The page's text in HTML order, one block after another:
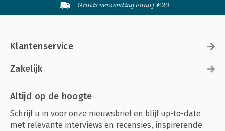
Gratis verzending vanaf €20
Klantenservice
Zakelijk
Altijd op de hoogte
Schrijf u in voor onze nieuwsbrief en blijf up-to-date
met relevante interviews en recensies, inspirerende